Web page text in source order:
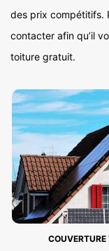
des prix compétitifs.
contacter afin qu’il
toiture gratuit.
COUVERTURE